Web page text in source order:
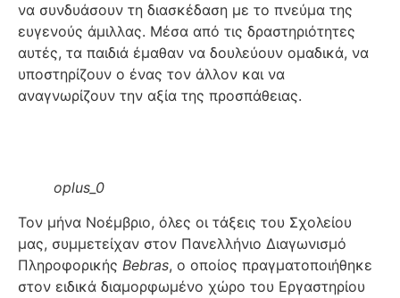
να συνδυάσουν τη διασκέδαση με το πνεύμα της
ευγενούς άμιλλας. Μέσα από τις δραστηριότητες
αυτές, τα παιδιά έμαθαν να δουλεύουν ομαδικά, να
υποστηρίζουν ο ένας τον άλλον και να
αναγνωρίζουν την αξία της προσπάθειας.
oplus_0
Τον μήνα Νοέμβριο, όλες οι τάξεις του Σχολείου
μας, συμμετείχαν στον Πανελλήνιο Διαγωνισμό
Πληροφορικής Bebras, ο οποίος πραγματοποιήθηκε
στον ειδικά διαμορφωμένο χώρο του Εργαστηρίου